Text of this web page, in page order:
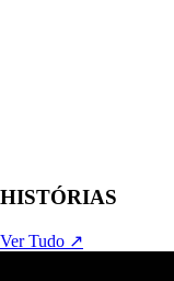
HISTÓRIAS
Ver Tudo ↗